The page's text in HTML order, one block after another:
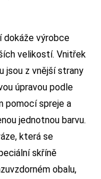
dokáže výrobce
velikostí. Vnitřek
jsou z vnější strany
úpravou podle
pomocí spreje a
jednotnou barvu.
která se
skříně
obalu,